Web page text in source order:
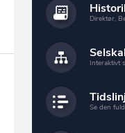
Direktør,
Interaktivt
Se den